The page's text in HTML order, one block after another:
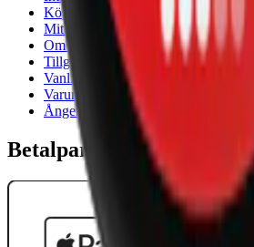
Köpvillkor
Mitt konto
Om Snuset.se
Tillgänglighetsredogörelse
Vanliga frågor
Varumärken
Ånger
Betalpartner